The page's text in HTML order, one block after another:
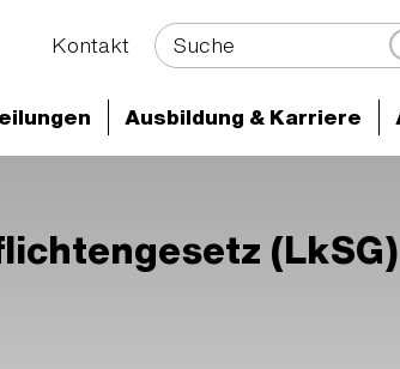
Kontakt Suche
Ausbildung & Karriere